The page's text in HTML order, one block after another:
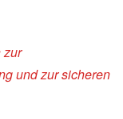
zur
und zur sicheren